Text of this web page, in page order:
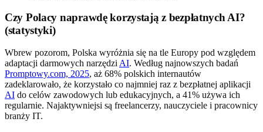
Czy Polacy naprawdę korzystają z bezpłatnych AI?
(statystyki)
Wbrew pozorom, Polska wyróżnia się na tle Europy pod względem
adaptacji darmowych narzędzi AI. Według najnowszych badań
Promptowy.com, 2025, aż 68% polskich internautów
zadeklarowało, że korzystało co najmniej raz z bezpłatnej aplikacji
AI do celów zawodowych lub edukacyjnych, a 41% używa ich
regularnie. Najaktywniejsi są freelancerzy, nauczyciele i pracownicy
branży IT.